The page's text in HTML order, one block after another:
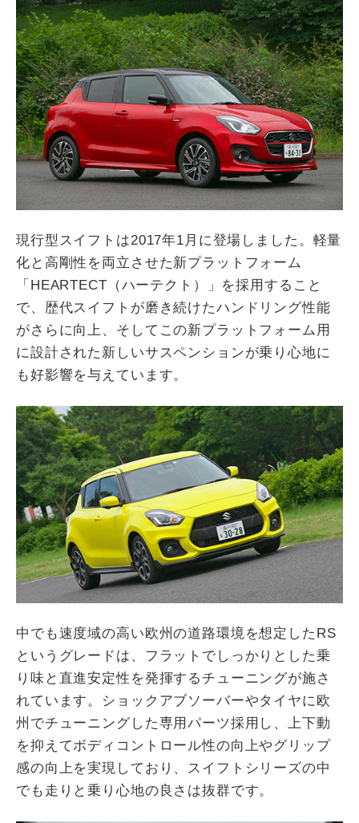
現行型スイフトは2017年1月に登場しました。軽量
化と高剛性を両立させた新プラットフォーム
「HEARTECT（ハーテクト）」を採用すること
で、歴代スイフトが磨き続けたハンドリング性能
がさらに向上、そしてこの新プラットフォーム用
に設計された新しいサスペンションが乗り心地に
も好影響を与えています。
中でも速度域の高い欧州の道路環境を想定したRS
というグレードは、フラットでしっかりとした乗
り味と直進安定性を発揮するチューニングが施さ
れています。ショックアブソーバーやタイヤに欧
州でチューニングした専用パーツ採用し、上下動
を抑えてボディコントロール性の向上やグリップ
感の向上を実現しており、スイフトシリーズの中
でも走りと乗り心地の良さは抜群です。